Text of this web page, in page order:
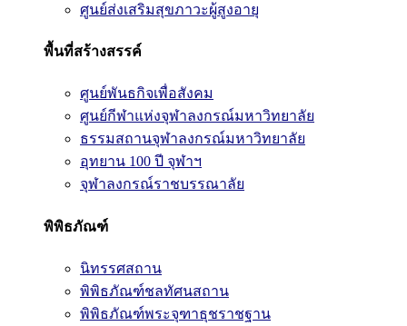
ศูนย์ส่งเสริมสุขภาวะผู้สูงอายุ
พื้นที่สร้างสรรค์
ศูนย์พันธกิจเพื่อสังคม
ศูนย์กีฬาแห่งจุฬาลงกรณ์มหาวิทยาลัย
ธรรมสถานจุฬาลงกรณ์มหาวิทยาลัย
อุทยาน 100 ปี จุฬาฯ
จุฬาลงกรณ์ราชบรรณาลัย
พิพิธภัณฑ์
นิทรรศสถาน
พิพิธภัณฑ์ชลทัศนสถาน
พิพิธภัณฑ์พระจุฑาธุชราชฐาน